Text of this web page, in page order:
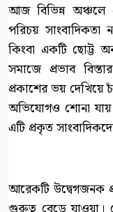
আজ বিভিন্ন অঞ্চলে
পরিচয়
কিংবা একটি ছোট্ট
সমাজে প্রভাব
প্রকাশের ভয় দেখিয়ে
অভিযোগও শোনা
এটি প্রকৃত
আরেকটি উদ্বেগজনক